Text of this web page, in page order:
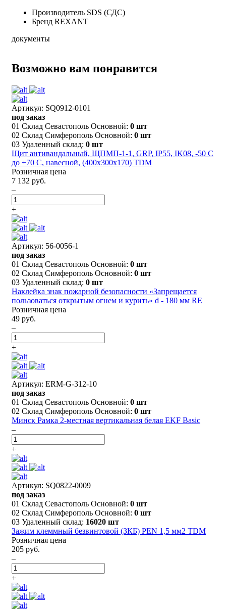
Производитель SDS (СДС)
Бренд REXANT
документы
Возможно вам понравится
Артикул: SQ0912-0101
под заказ
01 Склад Севастополь Основной: 0 шт
02 Склад Симферополь Основной: 0 шт
03 Удаленный склад: 0 шт
Щит антивандальный, ЩПМП-1-1, GRP, IP55, IK08, -50 С
до +70 С, навесной, (400х300х170) TDM
Розничная цена
7 132 руб.
–
+
Артикул: 56-0056-1
под заказ
01 Склад Севастополь Основной: 0 шт
02 Склад Симферополь Основной: 0 шт
03 Удаленный склад: 0 шт
Наклейка знак пожарной безопасности «Запрещается
пользоваться открытым огнем и курить» d - 180 мм RE
Розничная цена
49 руб.
–
+
Артикул: ERM-G-312-10
под заказ
01 Склад Севастополь Основной: 0 шт
02 Склад Симферополь Основной: 0 шт
Минск Рамка 2-местная вертикальная белая EKF Basic
–
+
Артикул: SQ0822-0009
под заказ
01 Склад Севастополь Основной: 0 шт
02 Склад Симферополь Основной: 0 шт
03 Удаленный склад: 16020 шт
Зажим клеммный безвинтовой (ЗКБ) PEN 1,5 мм2 TDM
Розничная цена
205 руб.
–
+